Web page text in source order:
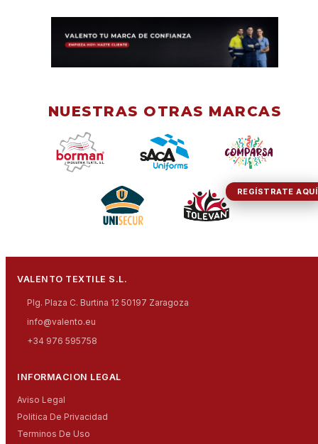
NUESTRAS OTRAS MARCAS
REGÍSTRATE AQUÍ
VALENTO TEXTILE S.L.
Plg. Plaza C. Burtina 12 50197 Zaragoza
info@valento.eu
+34 976 595758
INFORMACION LEGAL
Aviso Legal
Politica De Privacidad
Terminos De Uso